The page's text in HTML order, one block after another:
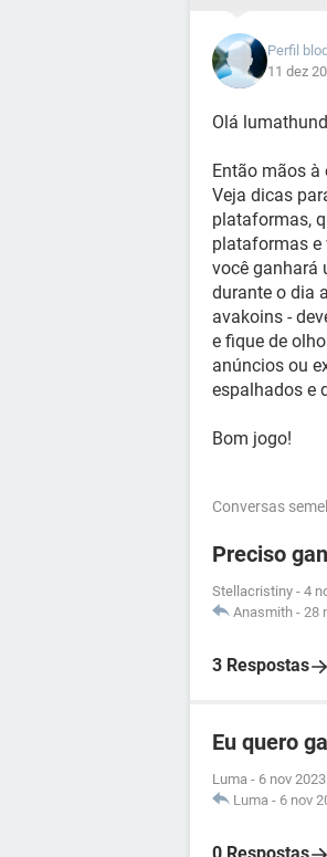
Perfil
11 dez
Olá
Então mãos à
Veja dicas
plataformas,
plataformas e
você ganhará
durante o dia
avakoins -
e fique de
anúncios ou
espalhados e
Bom jogo!
Conversas
Preciso
Stellacristiny - 4
Anasmith - 28
3 Respostas
Eu quero
Luma - 6 nov
Luma - 6 nov